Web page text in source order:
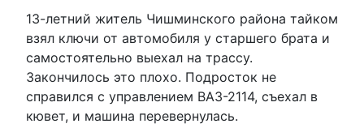
13-летний житель Чишминского района тайком
взял ключи от автомобиля у старшего брата и
самостоятельно выехал на трассу.
Закончилось это плохо. Подросток не
справился с управлением ВАЗ-2114, съехал в
кювет, и машина перевернулась.